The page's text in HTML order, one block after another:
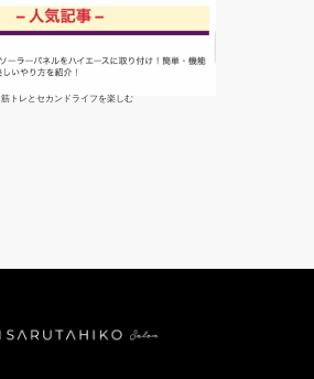
筋トレとセカンドライフを楽しむ